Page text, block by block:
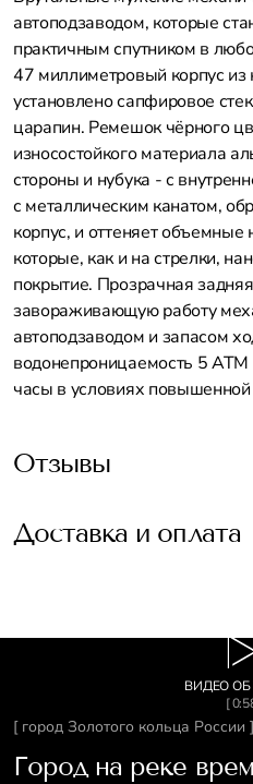
автоподзаводом, которые
практичным спутником в
47 миллиметровый корпус
установлено сапфировое
царапин. Ремешок чёрного
износостойкого материала
стороны и нубука - с
с металлическим канатом,
корпус, и оттеняет
которые, как и на стрелки,
покрытие. Прозрачная
завораживающую работу
автоподзаводом и запасом
водонепроницаемость 5 АТМ
часы в условиях
Отзывы
Доставка и оплата
ВИДЕО ОБ
[
[ город Золотого кольца России ]
Город на реке